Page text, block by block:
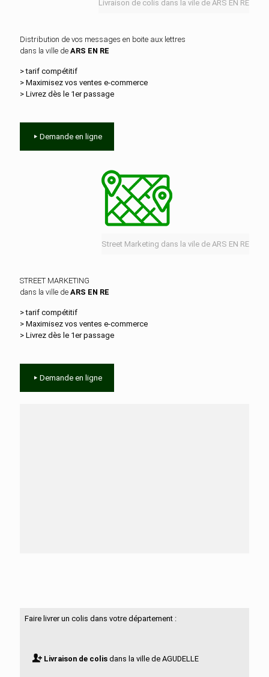
Livraison de colis dans la vile de ARS EN RE
Distribution de vos messages en boite aux lettres
dans la ville de ARS EN RE
> tarif compétitif
> Maximisez vos ventes e‑commerce
> Livrez dès le 1er passage
Demande en ligne
Street Marketing dans la vile de ARS EN RE
STREET MARKETING
dans la ville de ARS EN RE
> tarif compétitif
> Maximisez vos ventes e‑commerce
> Livrez dès le 1er passage
Demande en ligne
Faire livrer un colis dans votre département :
Livraison de colisdans la ville de AGUDELLE